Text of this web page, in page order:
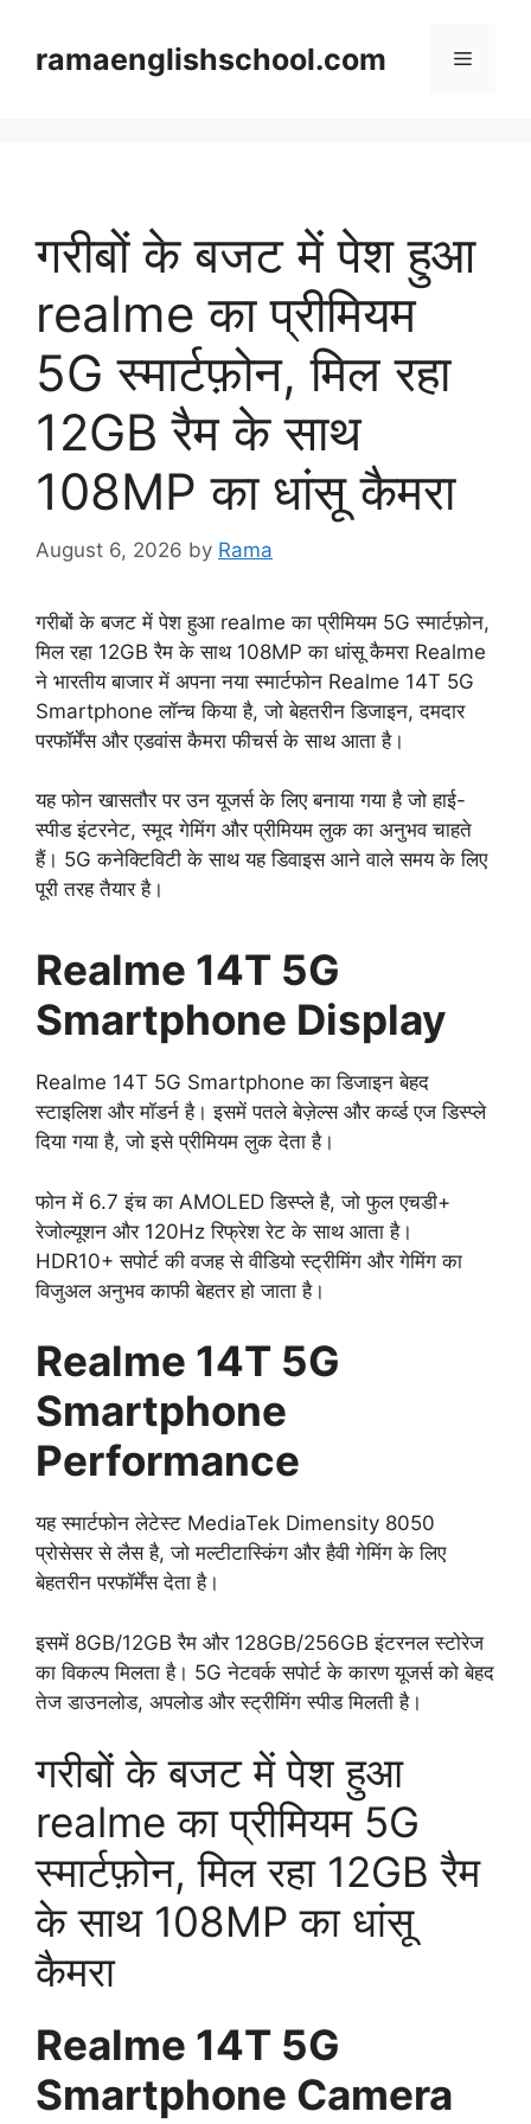
contentramaenglishschool.com Menu
गरीबों के बजट में पेश हुआ
realme का प्रीमियम
5G स्मार्टफ़ोन, मिल रहा
12GB रैम के साथ
108MP का धांसू कैमरा
August 6, 2026 by Rama
गरीबों के बजट में पेश हुआ realme का प्रीमियम 5G स्मार्टफ़ोन,
मिल रहा 12GB रैम के साथ 108MP का धांसू कैमरा Realme
ने भारतीय बाजार में अपना नया स्मार्टफोन Realme 14T 5G
Smartphone लॉन्च किया है, जो बेहतरीन डिजाइन, दमदार
परफॉर्मेंस और एडवांस कैमरा फीचर्स के साथ आता है।
यह फोन खासतौर पर उन यूजर्स के लिए बनाया गया है जो हाई-
स्पीड इंटरनेट, स्मूद गेमिंग और प्रीमियम लुक का अनुभव चाहते
हैं। 5G कनेक्टिविटी के साथ यह डिवाइस आने वाले समय के लिए
पूरी तरह तैयार है।
Realme 14T 5G
Smartphone Display
Realme 14T 5G Smartphone का डिजाइन बेहद
स्टाइलिश और मॉडर्न है। इसमें पतले बेज़ेल्स और कर्व्ड एज डिस्प्ले
दिया गया है, जो इसे प्रीमियम लुक देता है।
फोन में 6.7 इंच का AMOLED डिस्प्ले है, जो फुल एचडी+
रेजोल्यूशन और 120Hz रिफ्रेश रेट के साथ आता है।
HDR10+ सपोर्ट की वजह से वीडियो स्ट्रीमिंग और गेमिंग का
विजुअल अनुभव काफी बेहतर हो जाता है।
Realme 14T 5G
Smartphone
Performance
यह स्मार्टफोन लेटेस्ट MediaTek Dimensity 8050
प्रोसेसर से लैस है, जो मल्टीटास्किंग और हैवी गेमिंग के लिए
बेहतरीन परफॉर्मेंस देता है।
इसमें 8GB/12GB रैम और 128GB/256GB इंटरनल स्टोरेज
का विकल्प मिलता है। 5G नेटवर्क सपोर्ट के कारण यूजर्स को बेहद
तेज डाउनलोड, अपलोड और स्ट्रीमिंग स्पीड मिलती है।
गरीबों के बजट में पेश हुआ
realme का प्रीमियम 5G
स्मार्टफ़ोन, मिल रहा 12GB रैम
के साथ 108MP का धांसू
कैमरा
Realme 14T 5G
Smartphone Camera